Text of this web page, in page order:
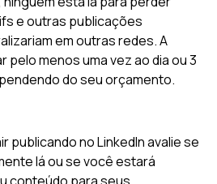
e outras publicações
em outras redes. A
pelo menos uma vez ao dia ou 3
do seu orçamento.
publicando no LinkedIn avalie se
lá ou se você estará